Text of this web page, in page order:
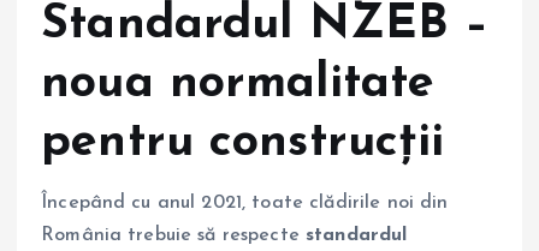
Standardul NZEB –
noua normalitate
pentru construcții
Începând cu anul 2021, toate clădirile noi din
România trebuie să respecte standardul